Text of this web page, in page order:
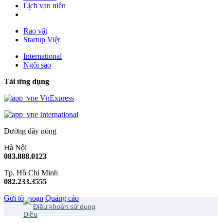
Lịch vạn niên
Rao vặt
Startup Việt
International
Ngôi sao
Tải ứng dụng
VnExpress
International
Đường dây nóng
Hà Nội
083.888.0123
Tp. Hồ Chí Minh
082.233.3555
Gửi tòa soạn Quảng cáo
Điều khoản sử dụng